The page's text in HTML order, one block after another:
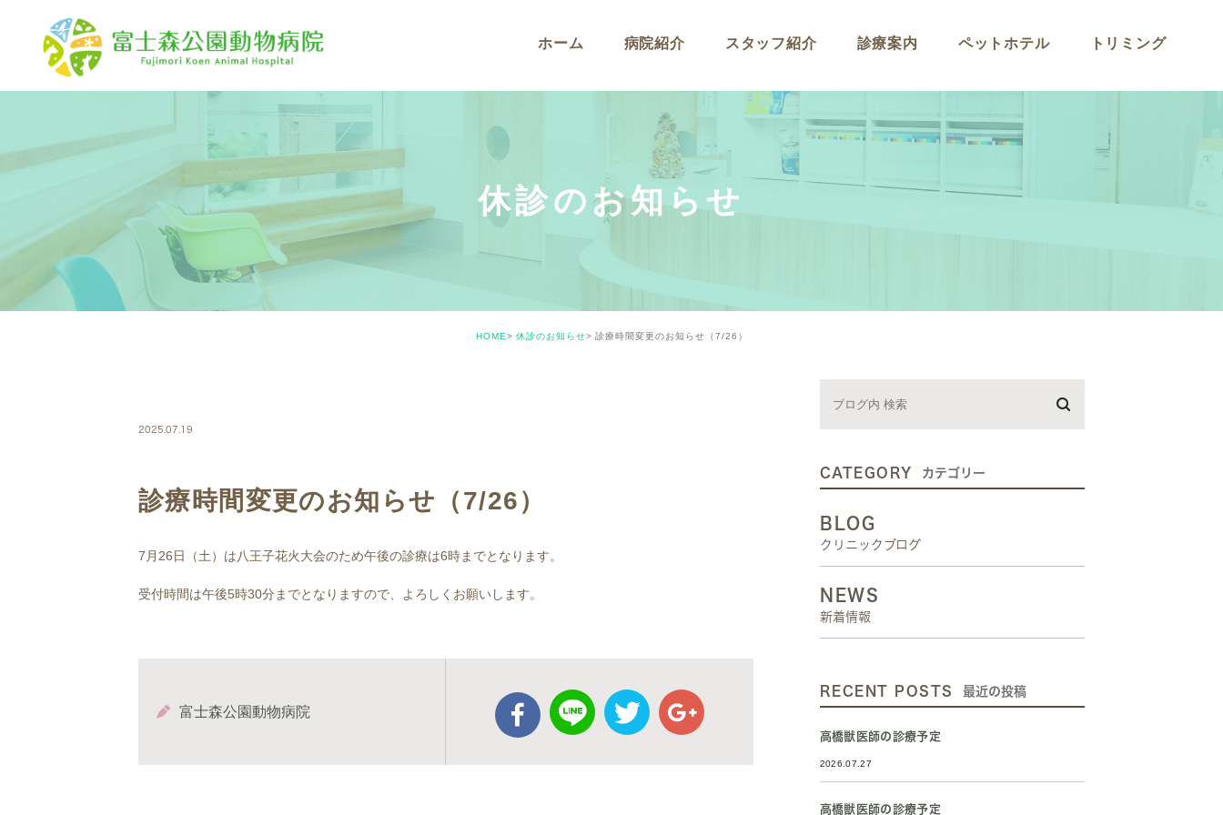
ホーム 病院紹介 スタッフ紹介 診療案内 ペットホテル トリミング
休診のお知らせ
HOME 休診のお知らせ 診療時間変更のお知らせ（7/26）
2025.07.19
診療時間変更のお知らせ（7/26）
7月26日（土）は八王子花火大会のため午後の診療は6時までとなります。
受付時間は午後5時30分までとなりますので、よろしくお願いします。
富士森公園動物病院
CATEGORY カテゴリー
BLOG
クリニックブログ
NEWS
新着情報
RECENT POSTS 最近の投稿
高橋獣医師の診療予定
2026.07.27
高橋獣医師の診療予定